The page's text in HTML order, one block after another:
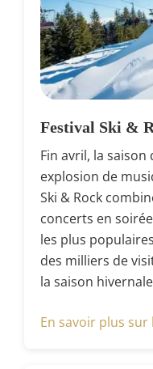
Festival Ski &
Fin avril, la
explosion de
Ski & Rock
concerts en
les plus
des milliers de
la saison
En savoir plus sur